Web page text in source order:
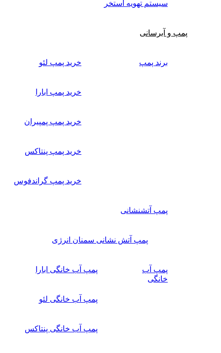
سیستم تهویه استخر
پمپ و آبرسانی
برند پمپ خرید پمپ لئو
خرید پمپ ابارا
خرید پمپ پمپیران
خرید پمپ پنتاکس
خرید پمپ گراندفوس
پمپ آتشنشانی
پمپ آتش نشانی سمنان انرژی
پمپ آب
خانگی
پمپ آب خانگی ابارا
پمپ آب خانگی لئو
پمپ آب خانگی پنتاکس